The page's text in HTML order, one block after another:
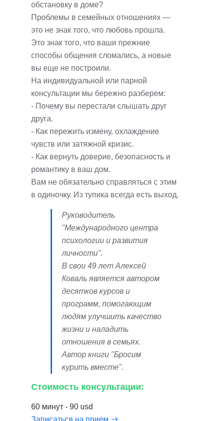
обстановку в доме?
Проблемы в семейных отношениях —
это не знак того, что любовь прошла.
Это знак того, что ваши прежние
способы общения сломались, а новые
вы еще не построили.
На индивидуальной или парной
консультации мы бережно разберем:
- Почему вы перестали слышать друг
друга.
- Как пережить измену, охлаждение
чувств или затяжной кризис.
- Как вернуть доверие, безопасность и
романтику в ваш дом.
Вам не обязательно справляться с этим
в одиночку. Из тупика всегда есть выход.
Руководитель
"Международного центра
психологии и развития
личности".
В свои 49 лет Алексей
Коваль является автором
десятков курсов и
программ, помогающим
людям улучшить качество
жизни и наладить
отношения в семьях.
Автор книги "Бросим
курить вместе".
Стоимость консультации:
60 минут - 90 usd
Записаться на прием